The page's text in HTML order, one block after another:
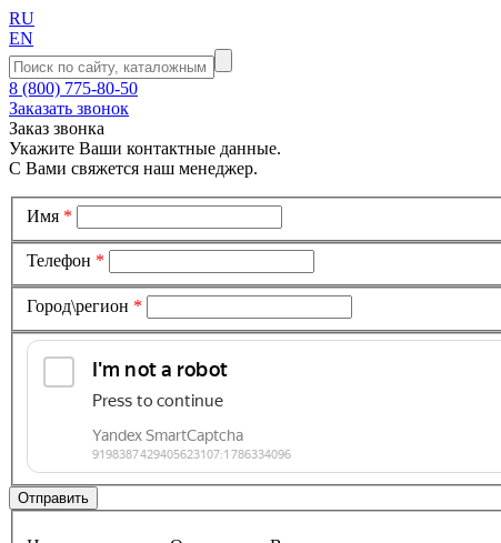
RU
EN
8 (800) 775-80-50
Заказать звонок
Заказ звонка
Укажите Ваши контактные данные.
С Вами свяжется наш менеджер.
Имя *
Телефон *
Город\регион *